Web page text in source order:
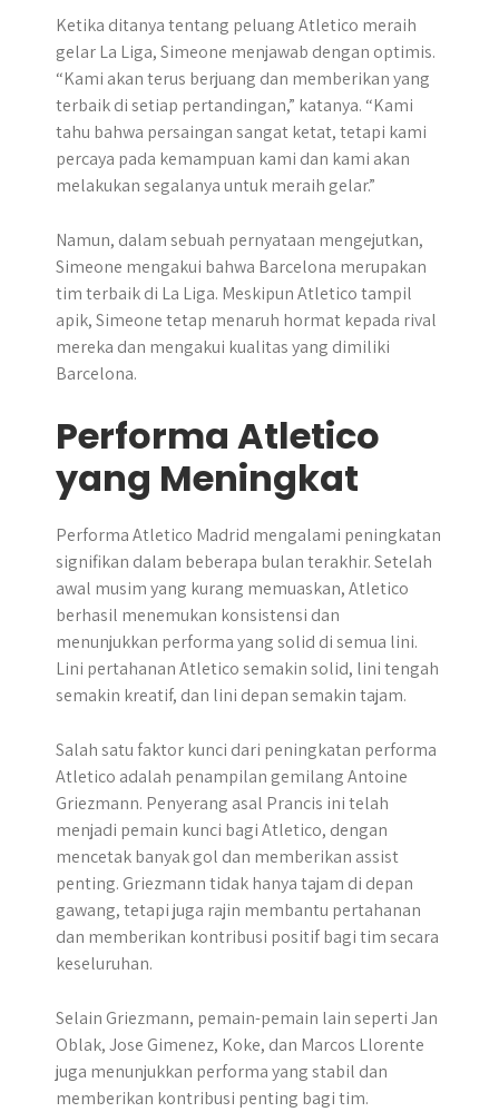
Ketika ditanya tentang peluang Atletico meraih
gelar La Liga, Simeone menjawab dengan optimis.
“Kami akan terus berjuang dan memberikan yang
terbaik di setiap pertandingan,” katanya. “Kami
tahu bahwa persaingan sangat ketat, tetapi kami
percaya pada kemampuan kami dan kami akan
melakukan segalanya untuk meraih gelar.”
Namun, dalam sebuah pernyataan mengejutkan,
Simeone mengakui bahwa Barcelona merupakan
tim terbaik di La Liga. Meskipun Atletico tampil
apik, Simeone tetap menaruh hormat kepada rival
mereka dan mengakui kualitas yang dimiliki
Barcelona.
Performa Atletico
yang Meningkat
Performa Atletico Madrid mengalami peningkatan
signifikan dalam beberapa bulan terakhir. Setelah
awal musim yang kurang memuaskan, Atletico
berhasil menemukan konsistensi dan
menunjukkan performa yang solid di semua lini.
Lini pertahanan Atletico semakin solid, lini tengah
semakin kreatif, dan lini depan semakin tajam.
Salah satu faktor kunci dari peningkatan performa
Atletico adalah penampilan gemilang Antoine
Griezmann. Penyerang asal Prancis ini telah
menjadi pemain kunci bagi Atletico, dengan
mencetak banyak gol dan memberikan assist
penting. Griezmann tidak hanya tajam di depan
gawang, tetapi juga rajin membantu pertahanan
dan memberikan kontribusi positif bagi tim secara
keseluruhan.
Selain Griezmann, pemain-pemain lain seperti Jan
Oblak, Jose Gimenez, Koke, dan Marcos Llorente
juga menunjukkan performa yang stabil dan
memberikan kontribusi penting bagi tim.